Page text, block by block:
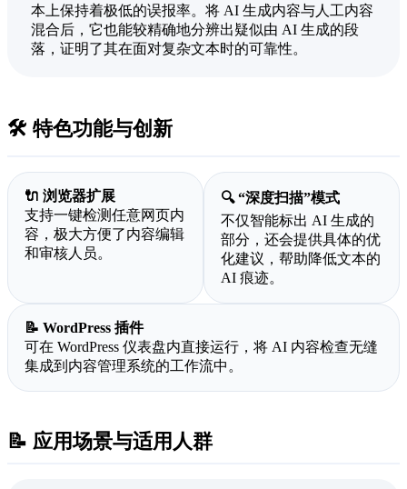
本上保持着极低的误报率。将 AI 生成内容与人工内容
混合后，它也能较精确地分辨出疑似由 AI 生成的段
落，证明了其在面对复杂文本时的可靠性。
🛠️ 特色功能与创新
🔌 浏览器扩展
支持一键检测任意网页内
容，极大方便了内容编辑
和审核人员。
🔍 “深度扫描”模式
不仅智能标出 AI 生成的
部分，还会提供具体的优
化建议，帮助降低文本的
AI 痕迹。
📝 WordPress 插件
可在 WordPress 仪表盘内直接运行，将 AI 内容检查无缝
集成到内容管理系统的工作流中。
📝 应用场景与适用人群